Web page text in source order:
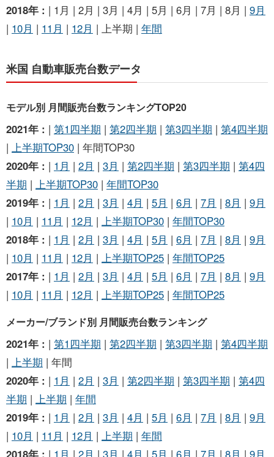
2018年 : | 1月 | 2月 | 3月 | 4月 | 5月 | 6月 | 7月 | 8月 | 9月
| 10月 | 11月 | 12月 | 上半期 | 年間
米国 自動車販売台数データ
モデル別 月間販売台数ランキングTOP20
2021年 : | 第1四半期 | 第2四半期 | 第3四半期 | 第4四半期
| 上半期TOP30 | 年間TOP30
2020年 : | 1月 | 2月 | 3月 | 第2四半期 | 第3四半期 | 第4四
半期 | 上半期TOP30 | 年間TOP30
2019年 : | 1月 | 2月 | 3月 | 4月 | 5月 | 6月 | 7月 | 8月 | 9月
| 10月 | 11月 | 12月 | 上半期TOP30 | 年間TOP30
2018年 : | 1月 | 2月 | 3月 | 4月 | 5月 | 6月 | 7月 | 8月 | 9月
| 10月 | 11月 | 12月 | 上半期TOP25 | 年間TOP25
2017年 : | 1月 | 2月 | 3月 | 4月 | 5月 | 6月 | 7月 | 8月 | 9月
| 10月 | 11月 | 12月 | 上半期TOP25 | 年間TOP25
メーカー/ブランド別 月間販売台数ランキング
2021年 : | 第1四半期 | 第2四半期 | 第3四半期 | 第4四半期
| 上半期 | 年間
2020年 : | 1月 | 2月 | 3月 | 第2四半期 | 第3四半期 | 第4四
半期 | 上半期 | 年間
2019年 : | 1月 | 2月 | 3月 | 4月 | 5月 | 6月 | 7月 | 8月 | 9月
| 10月 | 11月 | 12月 | 上半期 | 年間